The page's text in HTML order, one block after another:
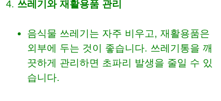
쓰레기와 재활용품 관리
음식물 쓰레기는 자주 비우고, 재활용품은
외부에 두는 것이 좋습니다. 쓰레기통을 깨
끗하게 관리하면 초파리 발생을 줄일 수 있
습니다.